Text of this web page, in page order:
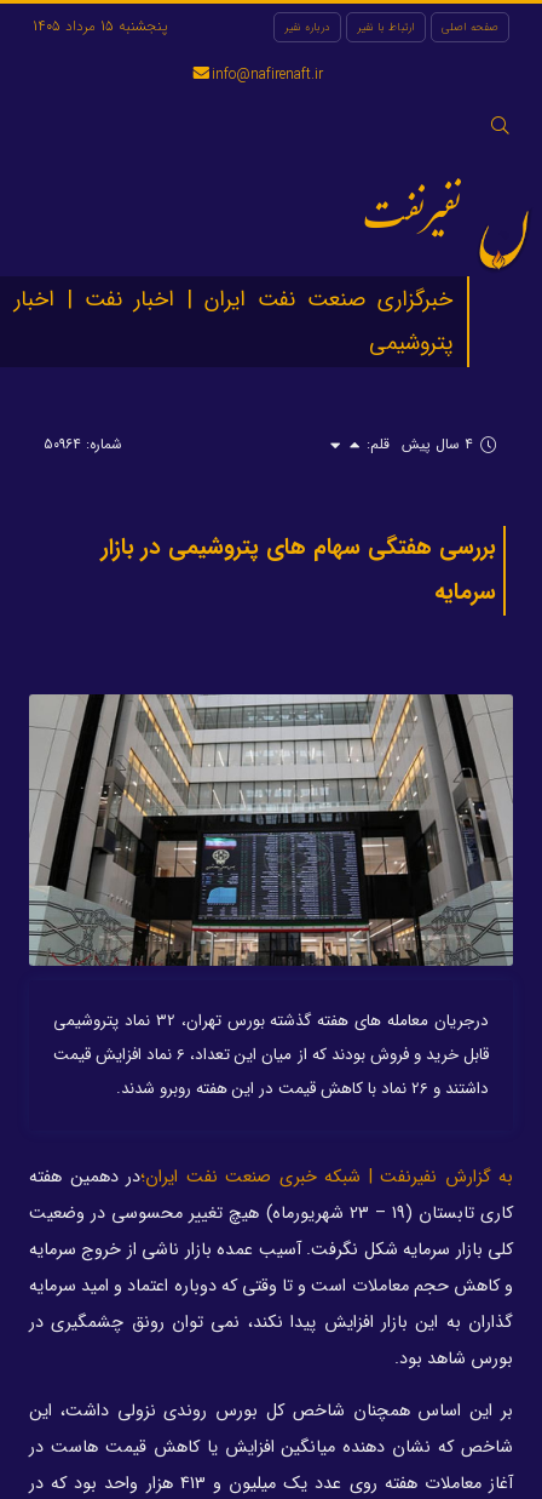
صفحه اصلی ارتباط با نفیر درباره نفیر
جستجو
پنجشنبه 15 مرداد 1405
info@nafirenaft.ir
نفیرنفت
خبرگزاری صنعت نفت ایران | اخبار نفت | اخبار
پتروشیمی
۴ سال پیش قلم: شماره: ۵۰۹۶۴
بررسی هفتگی سهام های پتروشیمی در بازار
سرمایه
درجریان معامله های هفته گذشته بورس تهران، 32 نماد پتروشیمی
قابل خرید و فروش بودند که از میان این تعداد، 6 نماد افزایش قیمت
داشتند و 26 نماد با کاهش قیمت در این هفته روبرو شدند.
به گزارش نفیرنفت | شبکه خبری صنعت نفت ایران؛در دهمین هفته
کاری تابستان (19 – 23 شهریورماه) هیچ تغییر محسوسی در وضعیت
کلی بازار سرمایه شکل نگرفت. آسیب عمده بازار ناشی از خروج سرمایه
و کاهش حجم معاملات است و تا وقتی که دوباره اعتماد و امید سرمایه
گذاران به این بازار افزایش پیدا نکند، نمی توان رونق چشمگیری در
بورس شاهد بود.
بر این اساس همچنان شاخص کل بورس روندی نزولی داشت، این
شاخص که نشان دهنده میانگین افزایش یا کاهش قیمت هاست در
آغاز معاملات هفته روی عدد یک میلیون و 413 هزار واحد بود که در